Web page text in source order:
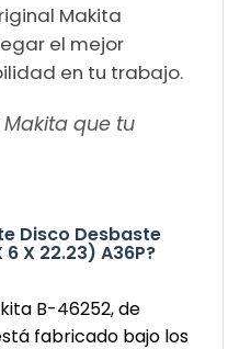
Makita
el mejor
en tu trabajo.
que tu
Disco Desbaste
X 22.23) A36P?
B-46252, de
fabricado bajo los